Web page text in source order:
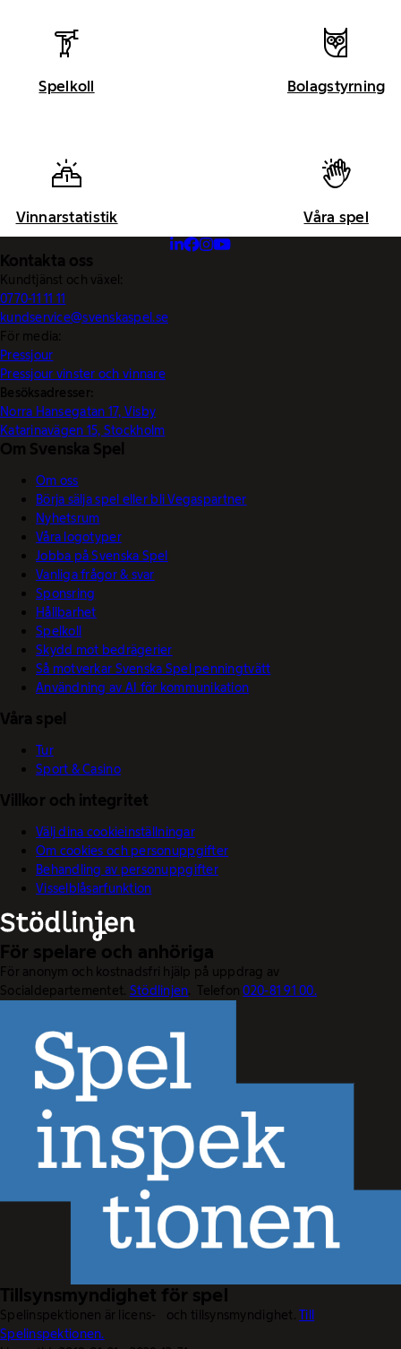
Spelkoll Bolagstyrning
Vinnarstatistik Våra spel
Kontakta oss
Kundtjänst och växel:
0770-11 11 11
kundservice@svenskaspel.se
För media:
Pressjour
Pressjour vinster och vinnare
Besöksadresser:
Norra Hansegatan 17, Visby
Katarinavägen 15, Stockholm
Om Svenska Spel
Om oss
Börja sälja spel eller bli Vegaspartner
Nyhetsrum
Våra logotyper
Jobba på Svenska Spel
Vanliga frågor & svar
Sponsring
Hållbarhet
Spelkoll
Skydd mot bedrägerier
Så motverkar Svenska Spel penningtvätt
Användning av AI för kommunikation
Våra spel
Tur
Sport & Casino
Villkor och integritet
Välj dina cookieinställningar
Om cookies och personuppgifter
Behandling av personuppgifter
Visselblåsarfunktion
För spelare och anhöriga
För anonym och kostnadsfri hjälp på uppdrag av
Socialdepartementet. Stödlinjen. Telefon020-81 91 00.
Tillsynsmyndighet för spel
Spelinspektionen är licens- och tillsynsmyndighet.Till
Spelinspektionen.